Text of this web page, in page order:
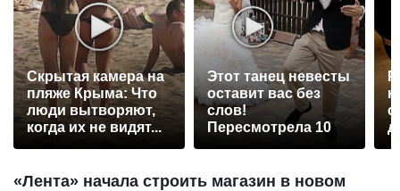
Скрытая камера на
пляже Крыма: Что
люди вытворяют,
когда их не видят...
Этот танец невесты
оставит вас без
слов!
Пересмотрела 10
«Лента» начала строить магазин в новом